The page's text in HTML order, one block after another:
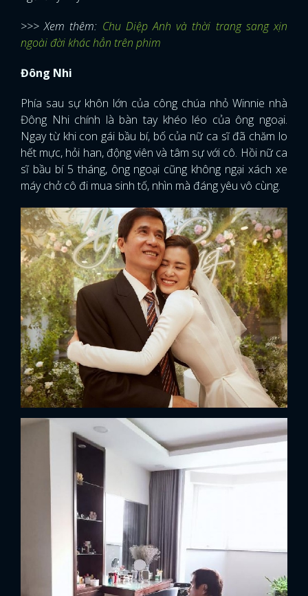
>>> Xem thêm: Chu Diệp Anh và thời trang sang xịn
ngoài đời khác hẳn trên phim
Đông Nhi
Phía sau sự khôn lớn của công chúa nhỏ Winnie nhà
Đông Nhi chính là bàn tay khéo léo của ông ngoại.
Ngay từ khi con gái bầu bí, bố của nữ ca sĩ đã chăm lo
hết mực, hỏi han, động viên và tâm sự với cô. Hồi nữ ca
sĩ bầu bí 5 tháng, ông ngoại cũng không ngại xách xe
máy chở cô đi mua sinh tố, nhìn mà đáng yêu vô cùng.